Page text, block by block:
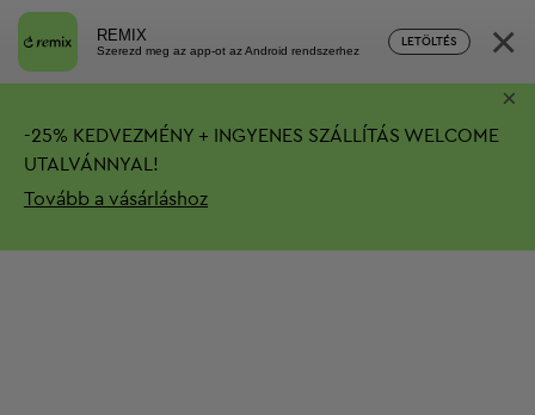
REMIX
Szerezd meg az app-ot az Android rendszerhez
LETÖLTÉS ×
-25% KEDVEZMÉNY + INGYENES SZÁLLÍTÁS WELCOME
UTALVÁNNYAL!
Tovább a vásárláshoz
×